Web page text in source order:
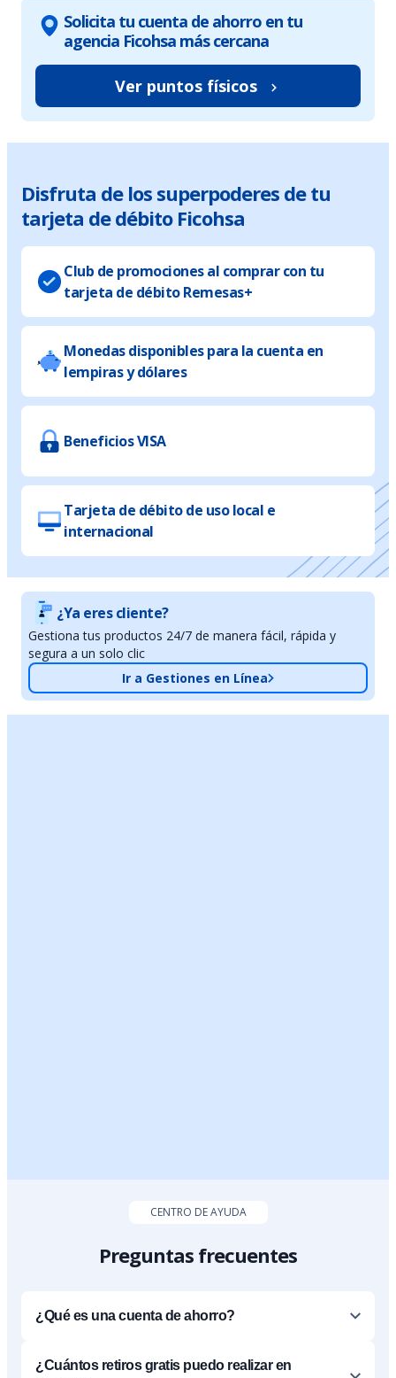
Solicita tu cuenta de ahorro en tu
agencia Ficohsa más cercana
Ver puntos físicos
Disfruta de los superpoderes de tu
tarjeta de débito Ficohsa
Club de promociones al comprar con tu
tarjeta de débito Remesas+
Monedas disponibles para la cuenta en
lempiras y dólares
Beneficios VISA
Tarjeta de débito de uso local e
internacional
¿Ya eres cliente?
Gestiona tus productos 24/7 de manera fácil, rápida y
segura a un solo clic
Ir a Gestiones en Línea
CENTRO DE AYUDA
Preguntas frecuentes
¿Qué es una cuenta de ahorro?
¿Cuántos retiros gratis puedo realizar en